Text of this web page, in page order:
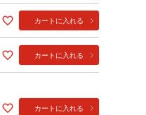
カートに入れる
カートに入れる
カートに入れる